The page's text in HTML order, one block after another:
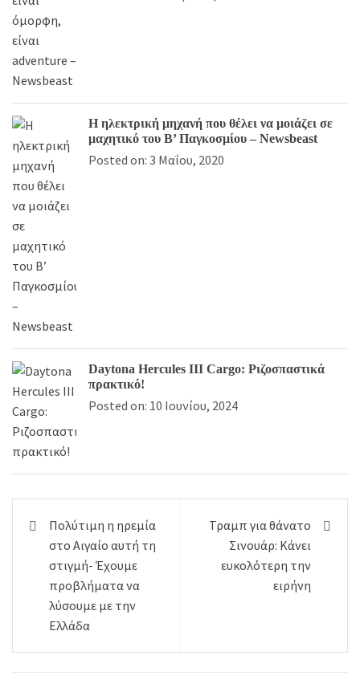
Η ηλεκτρική μηχανή που θέλει να μοιάζει σε
μαχητικό του Β’ Παγκοσμίου – Newsbeast
Posted on: 3 Μαΐου, 2020
Daytona Hercules III Cargo: Ριζοσπαστικά
πρακτικό!
Posted on: 10 Ιουνίου, 2024
Πλοήγηση
άρθρων
Πολύτιμη η ηρεμία
στο Αιγαίο αυτή τη
στιγμή- Έχουμε
προβλήματα να
λύσουμε με την
Ελλάδα
Τραμπ για θάνατο
Σινουάρ: Κάνει
ευκολότερη την
ειρήνη